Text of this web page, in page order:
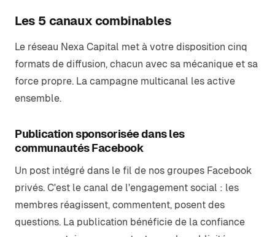
Les 5 canaux combinables
Le réseau Nexa Capital met à votre disposition cinq
formats de diffusion, chacun avec sa mécanique et sa
force propre. La campagne multicanal les active
ensemble.
Publication sponsorisée dans les
communautés Facebook
Un post intégré dans le fil de nos groupes Facebook
privés. C'est le canal de l'engagement social : les
membres réagissent, commentent, posent des
questions. La publication bénéficie de la confiance